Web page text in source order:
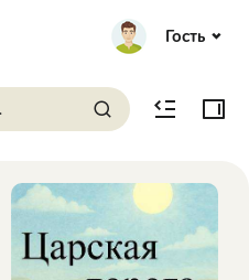
Гость